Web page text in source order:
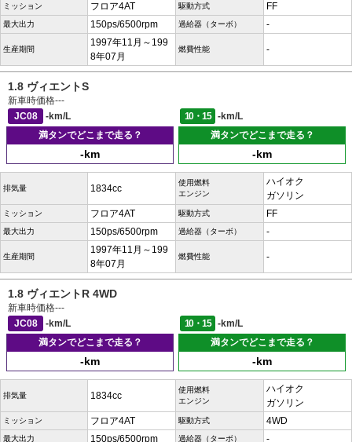
ミッション フロア4AT 駆動方式 FF
最大出力 150ps/6500rpm 過給器（ターボ） -
生産期間
1997年11月～199
8年07月
燃費性能 -
1.8 ヴィエントS
新車時価格---
JC08
-km/L 10・15
-km/L
満タンでどこまで走る？
-km
満タンでどこまで走る？
-km
排気量 1834cc
使用燃料
エンジン
ハイオク
ガソリン
ミッション フロア4AT 駆動方式 FF
最大出力 150ps/6500rpm 過給器（ターボ） -
生産期間
1997年11月～199
8年07月
燃費性能 -
1.8 ヴィエントR 4WD
新車時価格---
JC08
-km/L 10・15
-km/L
満タンでどこまで走る？
-km
満タンでどこまで走る？
-km
排気量 1834cc
使用燃料
エンジン
ハイオク
ガソリン
ミッション フロア4AT 駆動方式 4WD
最大出力 150ps/6500rpm 過給器（ターボ） -